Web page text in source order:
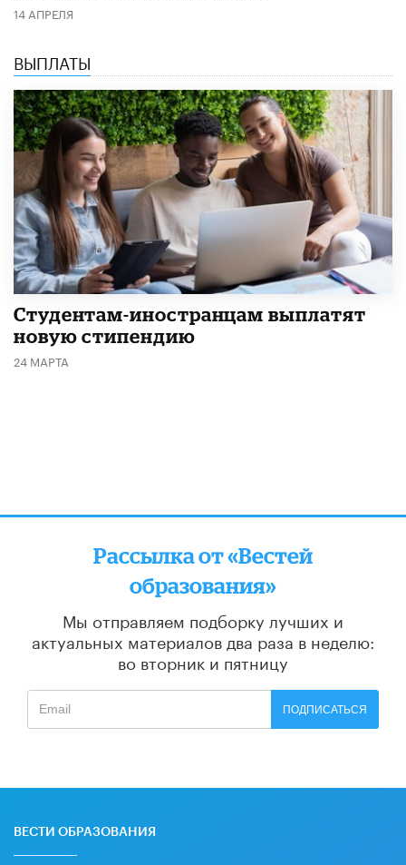
14 АПРЕЛЯ
ВЫПЛАТЫ
Студентам-иностранцам выплатят
новую стипендию
24 МАРТА
Рассылка от «Вестей
образования»
Мы отправляем подборку лучших и
актуальных материалов два раза в неделю:
во вторник и пятницу
ПОДПИСАТЬСЯ
ВЕСТИ ОБРАЗОВАНИЯ